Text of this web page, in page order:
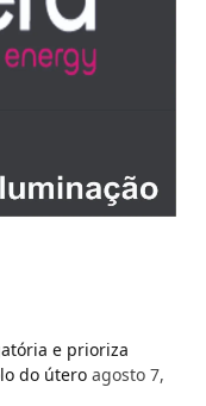
e prioriza
do útero agosto 7,